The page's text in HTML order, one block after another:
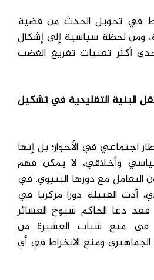
في تحويل الحدث من قضية
ومن لحظة سياسية إلى إشكال
أكثر تقنيات تفريغ الغضب
البنية التقليدية في تشكيل
اجتماعي في الأحواز؛ بل إنها
وأخلاقي، لا يمكن فهم
التعامل مع دورها البنيوي. في
أدت القبيلة دورا مركزيا في
دعا الحاكم شيوخ العشائر
في منع شباب العشيرة من
ومنع الانخراط في أي